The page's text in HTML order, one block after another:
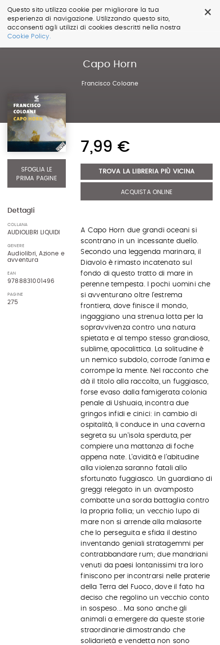
×
Questo sito utilizza cookie per migliorare la tua
esperienza di navigazione. Utilizzando questo sito,
acconsenti agli utilizzi di cookies descritti nella nostra
Cookie Policy.
Salta
Capo Horn
Francisco Coloane
SFOGLIA LE
PRIMA PAGINE
Dettagli
COLLANA
AUDIOLIBRI LIQUIDI
GENERE
Audiolibri, Azione e
avventura
EAN
9788831001496
PAGINE
275
7,99 €
TROVA LA LIBRERIA PIÙ VICINA
ACQUISTA ONLINE
A Capo Horn due grandi oceani si
scontrano in un incessante duello.
Secondo una leggenda marinara, il
Diavolo è rimasto incatenato sul
fondo di questo tratto di mare in
perenne tempesta. I pochi uomini che
si avventurano oltre l'estrema
frontiera, dove finisce il mondo,
ingaggiano una strenua lotta per la
sopravvivenza contro una natura
spietata e al tempo stesso grandiosa,
sublime, apocalittica. La solitudine è
un nemico subdolo, corrode l'anima e
corrompe la mente. Nel racconto che
dà il titolo alla raccolta, un fuggiasco,
forse evaso dalla famigerata colonia
penale di Ushuaia, incontra due
gringos infidi e cinici: in cambio di
ospitalità, li conduce in una caverna
segreta su un'isola sperduta, per
compiere una mattanza di foche
appena nate. L'avidità e l'abitudine
alla violenza saranno fatali allo
sfortunato fuggiasco. Un guardiano di
greggi relegato in un avamposto
combatte una sorda battaglia contro
la propria follia; un vecchio lupo di
mare non si arrende alla malasorte
che lo perseguita e sfida il destino
inventando geniali stratagemmi per
contrabbandare rum; due mandriani
venuti da paesi lontanissimi tra loro
finiscono per incontrarsi nelle praterie
della Terra del Fuoco, dove il fato ha
deciso che regolino un vecchio conto
in sospeso... Ma sono anche gli
animali a emergere da queste storie
straordinarie dimostrando che
solidarietà e vendetta non sono